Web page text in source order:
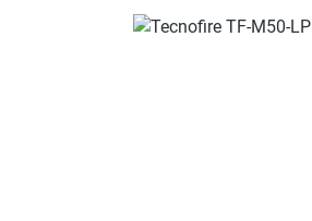
Bildergalerie überspringen